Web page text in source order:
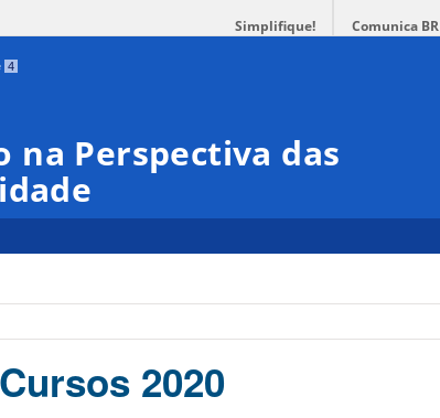
Simplifique! Comunica BR
4
na Perspectiva das
2020